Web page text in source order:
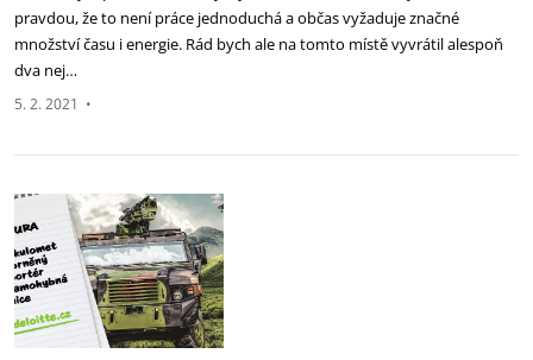
pravdou, že to není práce jednoduchá a občas vyžaduje značné
množství času i energie. Rád bych ale na tomto místě vyvrátil alespoň
dva nej…
5. 2. 2021 •